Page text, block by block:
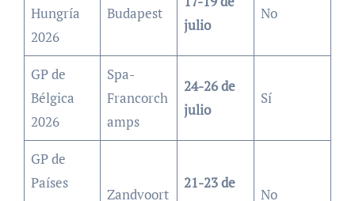
Hungría
2026
Budapest
julio
No
GP de
Bélgica
2026
Spa-
Francorch
amps
24-26 de
julio
Sí
GP de
Países
Zandvoort
21-23 de
No